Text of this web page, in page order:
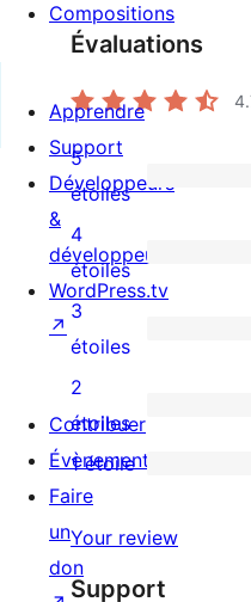
Évaluations
16
avis
à
5
étoiles
5
étoiles
1
avis
à
4
étoile
4
étoiles
1
avis
à
3
étoile
3
étoiles
1
avis
à
2
étoile
2
étoiles
à
1
1 étoile
Your review
Support
Compositions
Apprendre
Support
Développeurs
&
développeuses
WordPress.tv
↗
Contribuer
Évènements
Faire
un
don